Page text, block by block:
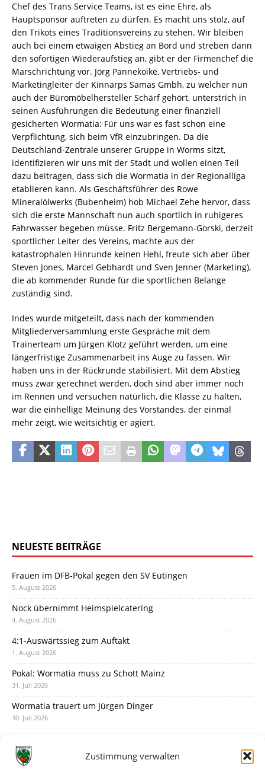
Zustimmung verwalten
Chef des Trans Service Teams, ist es eine Ehre, als
Hauptsponsor auftreten zu dürfen. Es macht uns stolz, auf
den Trikots eines Traditionsvereins zu stehen. Wir bleiben
auch bei einem etwaigen Abstieg an Bord und streben dann
den sofortigen Wiederaufstieg an, gibt er der Firmenchef die
Marschrichtung vor. Jörg Pannekoike, Vertriebs- und
Marketingleiter der Kinnarps Samas Gmbh, zu welcher nun
auch der Büromöbelhersteller Schärf gehört, unterstrich in
seinen Ausführungen die Bedeutung einer finanziell
gesicherten Wormatia: Für uns war es fast schon eine
Verpflichtung, sich beim VfR einzubringen. Da die
Deutschland-Zentrale unserer Gruppe in Worms sitzt,
identifizieren wir uns mit der Stadt und wollen einen Teil
dazu beitragen, dass sich die Wormatia in der Regionalliga
etablieren kann. Als Geschäftsführer des Rowe
Mineralölwerks (Bubenheim) hob Michael Zehe hervor, dass
sich die erste Mannschaft nun auch sportlich in ruhigeres
Fahrwasser begeben müsse. Fritz Bergemann-Gorski, derzeit
sportlicher Leiter des Vereins, machte aus der
katastrophalen Hinrunde keinen Hehl, freute sich aber über
Steven Jones, Marcel Gebhardt und Sven Jenner (Marketing),
die ab kommender Runde für die sportlichen Belange
zuständig sind.
Indes wurde mitgeteilt, dass nach der kommenden
Mitgliederversammlung erste Gespräche mit dem
Trainerteam um Jürgen Klotz geführt werden, um eine
längerfristige Zusammenarbeit ins Auge zu fassen. Wir
haben uns in der Rückrunde stabilisiert. Mit dem Abstieg
muss zwar gerechnet werden, doch sind aber immer noch
im Rennen und versuchen natürlich, die Klasse zu halten,
war die einhellige Meinung des Vorstandes, der einmal
mehr zeigt, wie weitsichtig er agiert.
NEUESTE BEITRÄGE
Frauen im DFB-Pokal gegen den SV Eutingen
5. August 2026
Nock übernimmt Heimspielcatering
4. August 2026
4:1-Auswärtssieg zum Auftakt
1. August 2026
Pokal: Wormatia muss zu Schott Mainz
31. Juli 2026
Wormatia trauert um Jürgen Dinger
30. Juli 2026
28. Juli 2026